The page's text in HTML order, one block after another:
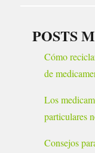
POSTS
Cómo
de
Los
particulares
Consejos